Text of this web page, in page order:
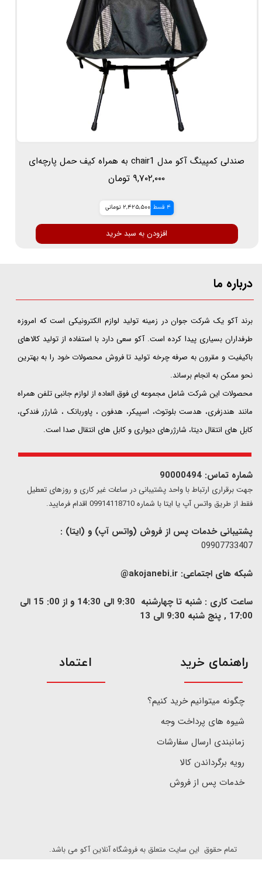
صندلی کمپینگ آکو مدل chair1 به همراه کیف حمل پارچه‌ای
۹,۷۰۲,۰۰۰ تومان
4 قسط 2,425,500 تومانی
افزودن به سبد خرید
درباره ما
​​​​​​​برند آکو یک شرکت جوان در زمینه تولید لوازم الکترونیکی است که امروزه
طرفداران بسیاری پیدا کرده است. آکو سعی دارد با استفاده از تولید کالاهای
باکیفیت و مقرون به صرفه چرخه تولید تا فروش محصولات خود را به بهترین
نحو ممکن به انجام برساند.
محصولات این شرکت شامل مجموعه ای فوق العاده از لوازم جانبی تلفن همراه
مانند هندزفری، هدست بلوتوث، اسپیکر، هدفون ، پاوربانک ، شارژر فندکی،
کابل های انتقال دیتا، شارژرهای دیواری و کابل های انتقال صدا است.
شماره تماس: 90000494
​​جهت برقراری ارتباط با واحد پشتیبانی در ساعات غیر کاری و روزهای تعطیل
فقط از طریق واتس آپ یا ایتا با شماره 09914118710 اقدام فرمایید.
پشتیبانی خدمات پس از فروش (واتس آپ) و (ایتا) :
09907733407
شبکه های اجتماعی: akojanebi.ir@
ساعت کاری : شنبه تا چهارشنبه 9:30 الی 14:30 و از 00: 15 الی
17:00 , پنج شنبه 9:30 الی 13
​راهنمای خرید
چگونه میتوانیم خرید کنیم؟
شیوه های پرداخت وجه
زمانبندی ارسال سفارشات
رویه برگرداندن کالا
خدمات پس از فروش
تمام حقوق این سایت متعلق به فروشگاه آنلاین آکو می باشد.
اعتماد